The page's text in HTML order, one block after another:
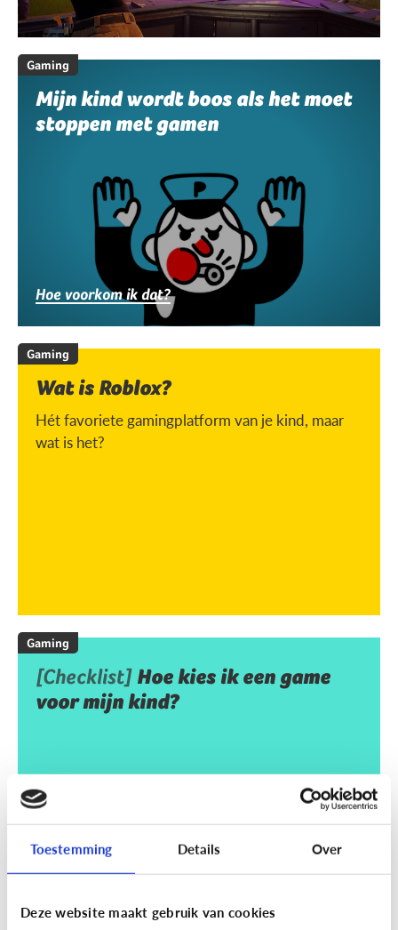
Toestemming Details Over
Deze website maakt gebruik van cookies
Gaming
Mijn kind wordt boos als het moet
stoppen met gamen
Hoe voorkom ik dat?
Gaming
Wat is Roblox?
Hét favoriete gamingplatform van je kind, maar
wat is het?
Gaming
[Checklist] Hoe kies ik een game
voor mijn kind?